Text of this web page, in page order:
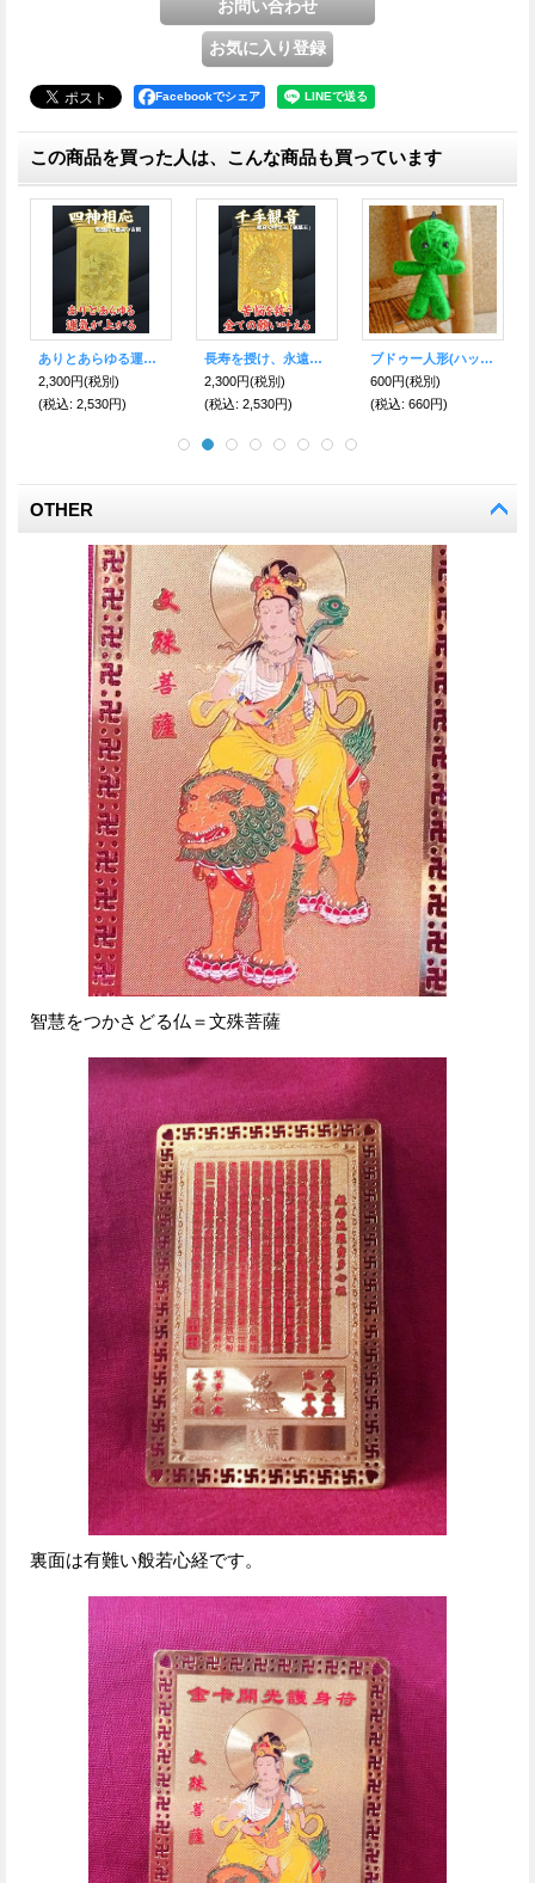
Facebookでシェア
この商品を買った人は、こんな商品も買っています
ありとあらゆる運気が上がる！四神相応★黄金護符（金）
2,300円(税別)
(税込: 2,530円)
長寿を授け、永遠の幸福を守る！普賢菩薩 護符
2,300円(税別)
(税込: 2,530円)
ブドゥー人形(ハッピードール) グリーン(受験・学業運・合格のお守り)
600円(税別)
(税込: 660円)
OTHER
智慧をつかさどる仏＝文殊菩薩
裏面は有難い般若心経です。